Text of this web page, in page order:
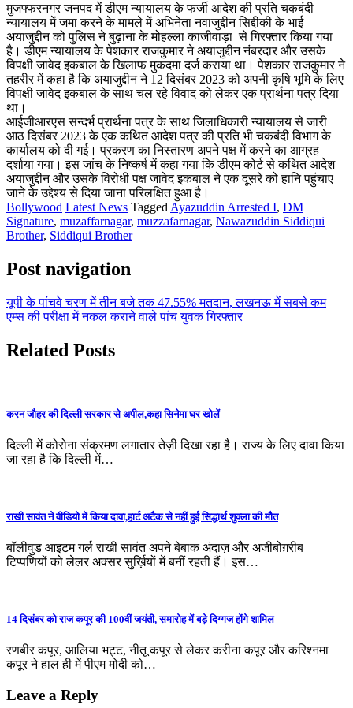
मुजफ्फरनगर जनपद में डीएम न्यायालय के फर्जी आदेश की प्रति चकबंदी
न्यायालय में जमा करने के मामले में अभिनेता नवाजुद्दीन सिद्दीकी के भाई
अयाजुद्दीन को पुलिस ने बुढ़ाना के मोहल्ला काजीवाड़ा से गिरफ्तार किया गया
है। डीएम न्यायालय के पेशकार राजकुमार ने अयाजुद्दीन नंबरदार और उसके
विपक्षी जावेद इकबाल के खिलाफ मुकदमा दर्ज कराया था। पेशकार राजकुमार ने
तहरीर में कहा है कि अयाजुद्दीन ने 12 दिसंबर 2023 को अपनी कृषि भूमि के लिए
विपक्षी जावेद इकबाल के साथ चल रहे विवाद को लेकर एक प्रार्थना पत्र दिया
था।
आईजीआरएस सन्दर्भ प्रार्थना पत्र के साथ जिलाधिकारी न्यायालय से जारी
आठ दिसंबर 2023 के एक कथित आदेश पत्र की प्रति भी चकबंदी विभाग के
कार्यालय को दी गई। प्रकरण का निस्तारण अपने पक्ष में करने का आग्रह
दर्शाया गया। इस जांच के निष्कर्ष में कहा गया कि डीएम कोर्ट से कथित आदेश
अयाजुद्दीन और उसके विरोधी पक्ष जावेद इकबाल ने एक दूसरे को हानि पहुंचाए
जाने के उद्देश्य से दिया जाना परिलक्षित हुआ है।
Bollywood Latest News Tagged Ayazuddin Arrested I, DM
Signature, muzaffarnagar, muzzafarnagar, Nawazuddin Siddiqui
Brother, Siddiqui Brother
Post navigation
यूपी के पांचवे चरण में तीन बजे तक 47.55% मतदान, लखनऊ में सबसे कम
एम्स की परीक्षा में नकल कराने वाले पांच युवक गिरफ्तार
Related Posts
करन जौहर की दिल्ली सरकार से अपील,कहा सिनेमा घर खोलें
दिल्ली में कोरोना संक्रमण लगातार तेज़ी दिखा रहा है। राज्य के लिए दावा किया
जा रहा है कि दिल्ली में…
राखी सावंत ने वीडियो में किया दावा,हार्ट अटैक से नहीं हुई सिद्धार्थ शुक्ला की मौत
बॉलीवुड आइटम गर्ल राखी सावंत अपने बेबाक अंदाज़ और अजीबोग़रीब
टिप्पणियों को लेलर अक्सर सुर्ख़ियों में बनीं रहती हैं। इस…
14 दिसंबर को राज कपूर की 100वीं जयंती, समारोह में बड़े दिग्गज होंगे शामिल
रणबीर कपूर, आलिया भट्ट, नीतू कपूर से लेकर करीना कपूर और करिश्नमा
कपूर ने हाल ही में पीएम मोदी को…
Leave a Reply